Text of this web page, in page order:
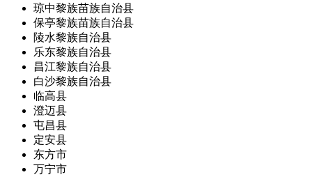
琼中黎族苗族自治县
保亭黎族苗族自治县
陵水黎族自治县
乐东黎族自治县
昌江黎族自治县
白沙黎族自治县
临高县
澄迈县
屯昌县
定安县
东方市
万宁市